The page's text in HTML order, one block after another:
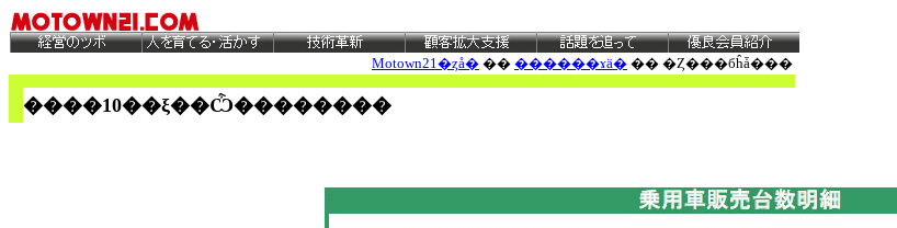
Motown21�ȥå� �� ������ɤä� �� �Ȥ���бĥǡ���
����10��ξ��Ѽ��������